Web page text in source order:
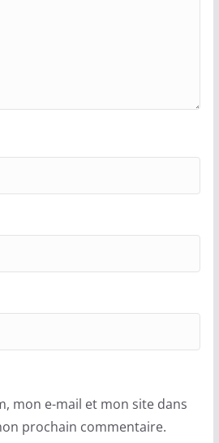
mon e-mail et mon site dans
prochain commentaire.